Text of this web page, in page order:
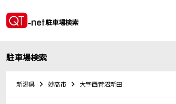
駐車場検索
駐車場検索
新潟県 妙高市 大字西菅沼新田